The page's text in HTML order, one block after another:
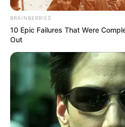
BRAINBERRIES
10 Epic Failures That Were
Out